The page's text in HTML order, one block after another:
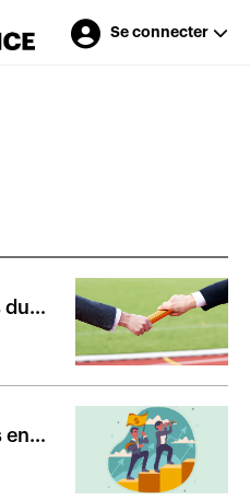
Se connecter
du
en